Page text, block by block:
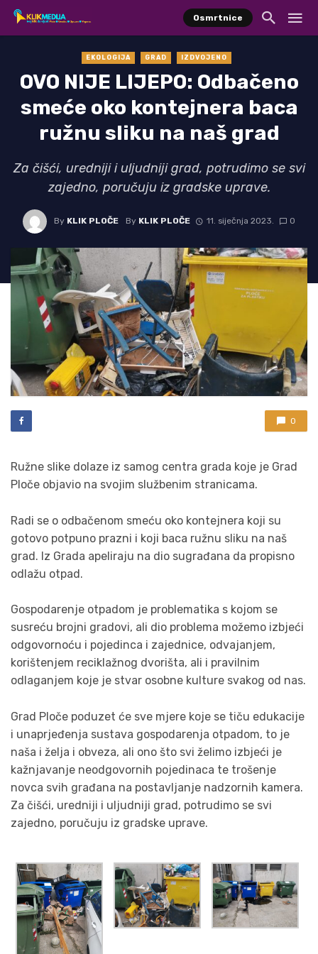
Osmrtnice
EKOLOGIJA GRAD IZDVOJENO
OVO NIJE LIJEPO: Odbačeno
smeće oko kontejnera baca
ružnu sliku na naš grad
Za čišći, uredniji i uljudniji grad, potrudimo se svi
zajedno, poručuju iz gradske uprave.
By KLIK PLOČE By KLIK PLOČE 11. siječnja 2023. 0
0
Ružne slike dolaze iz samog centra grada koje je Grad
Ploče objavio na svojim službenim stranicama.
Radi se o odbačenom smeću oko kontejnera koji su
gotovo potpuno prazni i koji baca ružnu sliku na naš
grad. Iz Grada apeliraju na dio sugrađana da propisno
odlažu otpad.
Gospodarenje otpadom je problematika s kojom se
susreću brojni gradovi, ali dio problema možemo izbjeći
odgovornoću i pojedinca i zajednice, odvajanjem,
korištenjem reciklažnog dvorišta, ali i pravilnim
odlaganjem koje je stvar osobne kulture svakog od nas.
Grad Ploče poduzet će sve mjere koje se tiču edukacije
i unaprjeđenja sustava gospodarenja otpadom, to je
naša i želja i obveza, ali ono što svi želimo izbjeći je
kažnjavanje neodgovornih pojedinaca te trošenje
novca svih građana na postavljanje nadzornih kamera.
Za čišći, uredniji i uljudniji grad, potrudimo se svi
zajedno, poručuju iz gradske uprave.